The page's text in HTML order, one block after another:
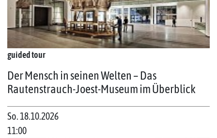
guided tour
Der Mensch in seinen Welten – Das
Rautenstrauch-Joest-Museum im Überblick
So. 18.10.2026
11:00